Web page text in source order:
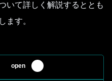
いて詳しく解説するととも
ます。
open